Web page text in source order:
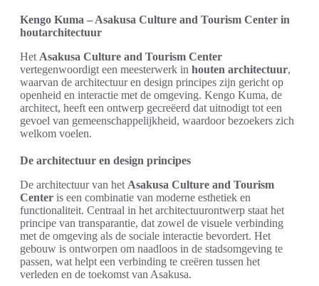
Kengo Kuma – Asakusa Culture and Tourism Center in
houtarchitectuur
Het Asakusa Culture and Tourism Center
vertegenwoordigt een meesterwerk in houten architectuur,
waarvan de architectuur en design principes zijn gericht op
openheid en interactie met de omgeving. Kengo Kuma, de
architect, heeft een ontwerp gecreëerd dat uitnodigt tot een
gevoel van gemeenschappelijkheid, waardoor bezoekers zich
welkom voelen.
De architectuur en design principes
De architectuur van het Asakusa Culture and Tourism
Center is een combinatie van moderne esthetiek en
functionaliteit. Centraal in het architectuurontwerp staat het
principe van transparantie, dat zowel de visuele verbinding
met de omgeving als de sociale interactie bevordert. Het
gebouw is ontworpen om naadloos in de stadsomgeving te
passen, wat helpt een verbinding te creëren tussen het
verleden en de toekomst van Asakusa.